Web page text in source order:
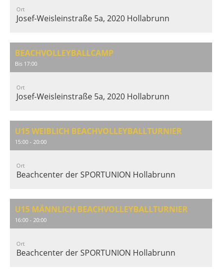
Ort
Josef-Weisleinstraße 5a, 2020 Hollabrunn
BEACHVOLLEYBALLCAMP
Bis 17:00
Ort
Josef-Weisleinstraße 5a, 2020 Hollabrunn
U15 WEIBLICH BEACHVOLLEYBALLTURNIER
15:00 - 20:00
Ort
Beachcenter der SPORTUNION Hollabrunn
U15 MÄNNLICH BEACHVOLLEYBALLTURNIER
16:00 - 20:00
Ort
Beachcenter der SPORTUNION Hollabrunn